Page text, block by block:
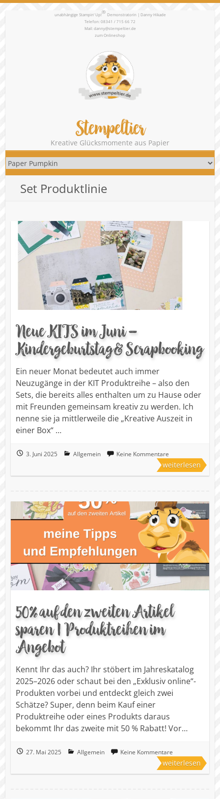
unabhängige Stampin‘ Up!® Demonstratorin | Danny Hikade
Telefon: 08341 / 715 66 72
Mail:danny@stempeltier.de
zumOnlineshop
Stempeltier
Kreative Glücksmomente aus Papier
Set Produktlinie
Neue KITS im Juni –
Kindergeburtstag & Scrapbooking
Ein neuer Monat bedeutet auch immer
Neuzugänge in der KIT Produktreihe – also den
Sets, die bereits alles enthalten um zu Hause oder
mit Freunden gemeinsam kreativ zu werden. Ich
nenne sie ja mittlerweile die „Kreative Auszeit in
einer Box“ …
3. Juni 2025 Allgemein Keine Kommentare
weiterlesen
50% auf den zweiten Artikel
sparen | Produktreihen im
Angebot
Kennt Ihr das auch? Ihr stöbert im Jahreskatalog
2025–2026 oder schaut bei den „Exklusiv online“-
Produkten vorbei und entdeckt gleich zwei
Schätze? Super, denn beim Kauf einer
Produktreihe oder eines Produkts daraus
bekommt Ihr das zweite mit 50 % Rabatt! Vor…
27. Mai 2025 Allgemein Keine Kommentare
weiterlesen